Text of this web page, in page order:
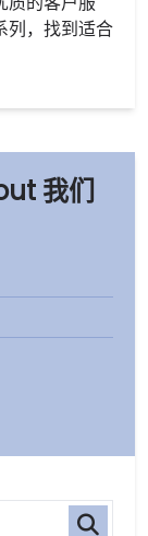
我们
列，找到适合